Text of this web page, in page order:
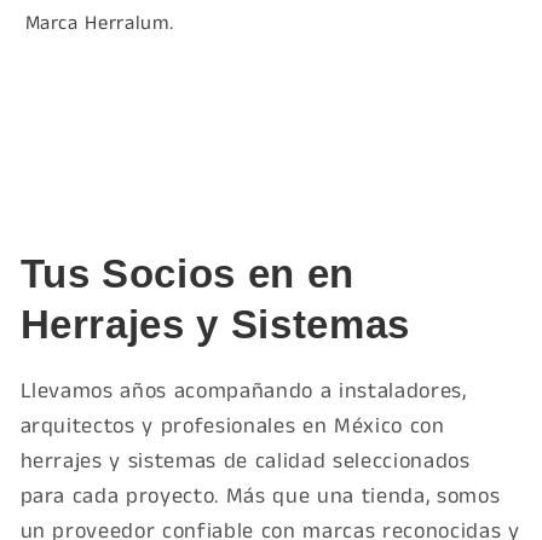
Marca Herralum.
Tus Socios en en
Herrajes y Sistemas
Llevamos años acompañando a instaladores,
arquitectos y profesionales en México con
herrajes y sistemas de calidad seleccionados
para cada proyecto. Más que una tienda, somos
un proveedor confiable con marcas reconocidas y